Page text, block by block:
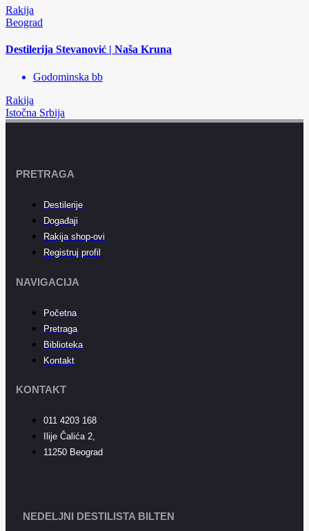
Rakija
Beograd
Destilerija Stevanović | Naša Kruna
Godominska bb
Rakija
Istočna Srbija
PRETRAGA
Destilerije
Događaji
Rakija shop-ovi
Registruj profil
NAVIGACIJA
Početna
Pretraga
Biblioteka
Kontakt
KONTAKT
011 4203 168
Ilije Čalića 2,
11250 Beograd
NEDELJNI DESTILISTA BILTEN